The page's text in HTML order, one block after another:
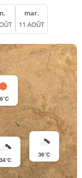
mar.
11 AOÛT
36°C
34°C